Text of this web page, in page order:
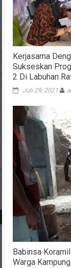
Kerjasama
Sukseskan
2 Di Labuhan
Juli 29, 2021
Babinsa
Warga